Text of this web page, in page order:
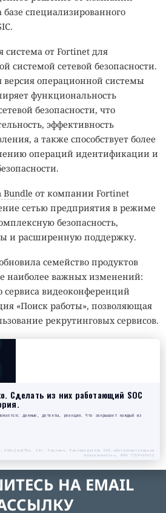
базе специализированного
система от Fortinet для
системой сетевой безопасности.
версия операционной системы
функциональность
безопасности, что
эффективность
а также способствует более
операций идентификации и
Bundle от компании Fortinet
сетью предприятия в режиме
безопасность,
и расширенную поддержку.
семейство продуктов
наиболее важных изменений:
сервиса видеоконференций
«Поиск работы», позволяющая
рекрутинговых сервисов.
Сделать из них работающий SOC
данные, детекты, реакция. Что закрывает каждый из
2SDnjecN7Gw. 18+. Реклама. Рекламодатель ООО «Интеллектуальная
безопасность», ИНН 7719435412
НА EMAIL